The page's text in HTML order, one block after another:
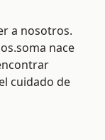
a nosotros.
nace
cuidado de